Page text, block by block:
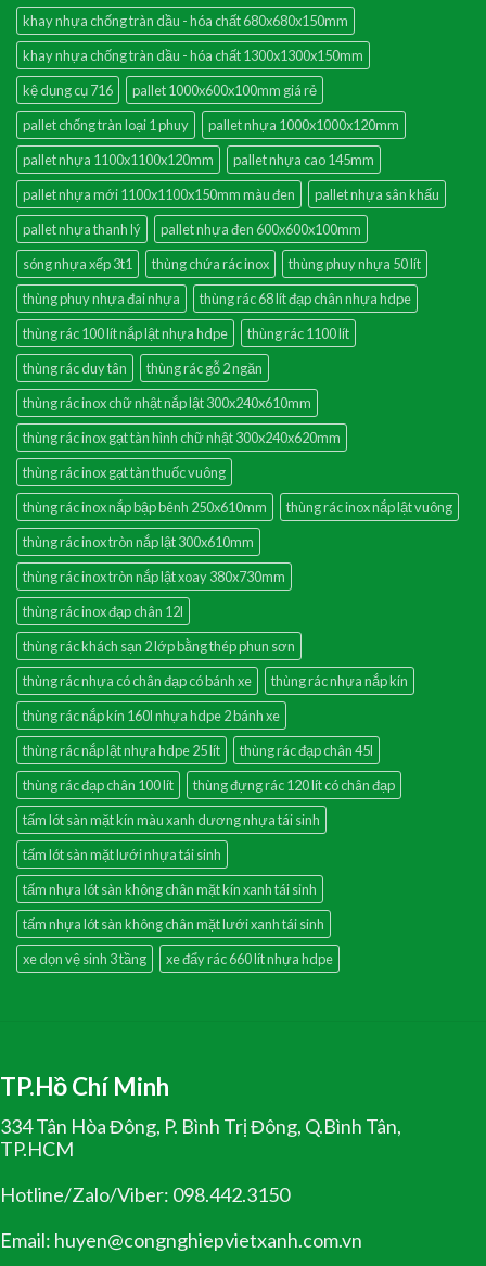
khay nhựa chống tràn dầu - hóa chất 680x680x150mm
khay nhựa chống tràn dầu - hóa chất 1300x1300x150mm
kệ dụng cụ 716
pallet 1000x600x100mm giá rẻ
pallet chống tràn loại 1 phuy
pallet nhựa 1000x1000x120mm
pallet nhựa 1100x1100x120mm
pallet nhựa cao 145mm
pallet nhựa mới 1100x1100x150mm màu đen
pallet nhựa sân khấu
pallet nhựa thanh lý
pallet nhựa đen 600x600x100mm
sóng nhựa xếp 3t1
thùng chứa rác inox
thùng phuy nhựa 50 lít
thùng phuy nhựa đai nhựa
thùng rác 68 lít đạp chân nhựa hdpe
thùng rác 100 lít nắp lật nhựa hdpe
thùng rác 1100 lít
thùng rác duy tân
thùng rác gỗ 2 ngăn
thùng rác inox chữ nhật nắp lật 300x240x610mm
thùng rác inox gạt tàn hình chữ nhật 300x240x620mm
thùng rác inox gạt tàn thuốc vuông
thùng rác inox nắp bập bênh 250x610mm
thùng rác inox nắp lật vuông
thùng rác inox tròn nắp lật 300x610mm
thùng rác inox tròn nắp lật xoay 380x730mm
thùng rác inox đạp chân 12l
thùng rác khách sạn 2 lớp bằng thép phun sơn
thùng rác nhựa có chân đạp có bánh xe
thùng rác nhựa nắp kín
thùng rác nắp kín 160l nhựa hdpe 2 bánh xe
thùng rác nắp lật nhựa hdpe 25 lít
thùng rác đạp chân 45l
thùng rác đạp chân 100 lít
thùng đựng rác 120 lít có chân đạp
tấm lót sàn mặt kín màu xanh dương nhựa tái sinh
tấm lót sàn mặt lưới nhựa tái sinh
tấm nhựa lót sàn không chân mặt kín xanh tái sinh
tấm nhựa lót sàn không chân mặt lưới xanh tái sinh
xe dọn vệ sinh 3 tầng
xe đẩy rác 660 lít nhựa hdpe
TP.Hồ Chí Minh
334 Tân Hòa Đông, P. Bình Trị Đông, Q.Bình Tân,
TP.HCM
Hotline/Zalo/Viber: 098.442.3150
Email: huyen@congnghiepvietxanh.com.vn